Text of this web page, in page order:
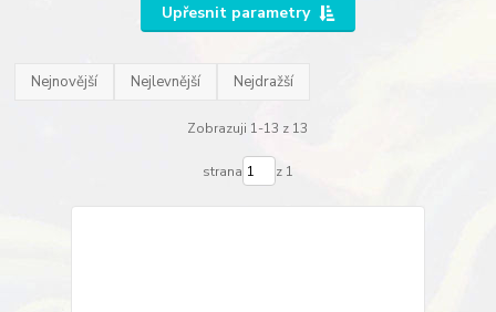
Upřesnit parametry
Nejnovější Nejlevnější Nejdražší
Zobrazuji 1-13 z 13
strana z 1